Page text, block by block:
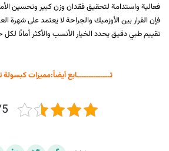
فعالية واستدامة لتحقيق فقدان وزن كبير وتحسين
فإن القرار بين الأوزمبك والجراحة لا يعتمد على شهرة
تقييم طبي دقيق يحدد الخيار الأنسب والأكثر أمانًا
تــــــــــــــابع أيضاً:مميزات كبسولة